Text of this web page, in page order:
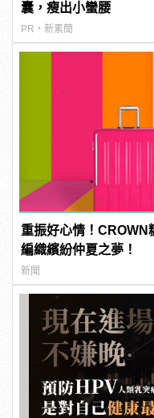
囊，瘦出小蠻腰
PR・新素簡
重振好心情！CROWN
編織繽紛仲夏之夢！
新聞